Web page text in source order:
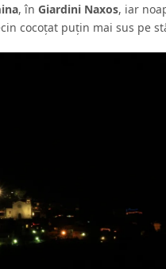
, în Giardini Naxos, iar
cocoţat puţin mai sus pe